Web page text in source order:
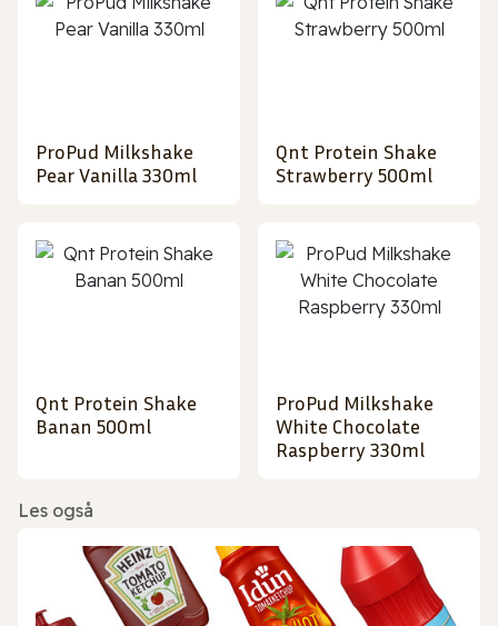
ProPud Milkshake
Pear Vanilla 330ml
Qnt Protein Shake
Strawberry 500ml
Qnt Protein Shake
Banan 500ml
ProPud Milkshake
White Chocolate
Raspberry 330ml
Les også